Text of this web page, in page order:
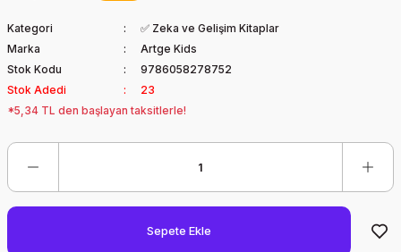
Kategori
✅ Zeka ve Gelişim Kitaplar
Marka
Artge Kids
Stok Kodu
9786058278752
Stok Adedi
23
*5,34 TL den başlayan taksitlerle!
Sepete Ekle